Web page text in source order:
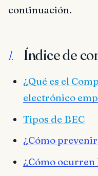
continuación.
I. Índice de
¿Qué es el
electrónico
Tipos de BEC
¿Cómo
¿Cómo ocurren